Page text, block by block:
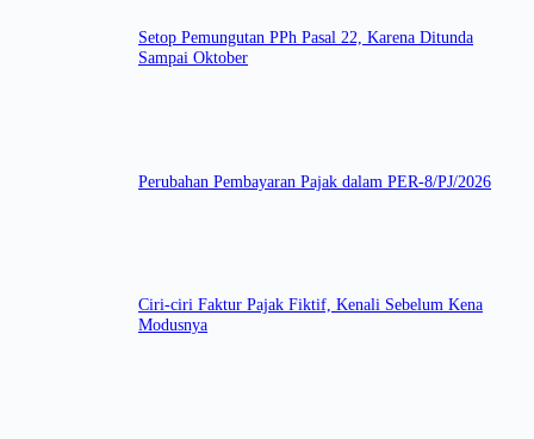
Setop Pemungutan PPh Pasal 22, Karena Ditunda
Sampai Oktober
Perubahan Pembayaran Pajak dalam PER-8/PJ/2026
Ciri-ciri Faktur Pajak Fiktif, Kenali Sebelum Kena
Modusnya